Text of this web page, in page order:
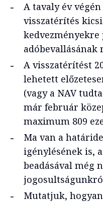
A tavaly év
visszatérítés
adóbevallásának
A visszatérítést
lehetett
(vagy a NAV
már február
maximum 809
Ma van a
igénylésének is,
beadásával még
Mutatjuk,